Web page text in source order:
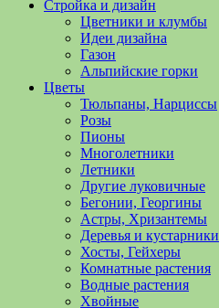
выращивании
Стройка и дизайн
Цветники и клумбы
Идеи дизайна
Газон
Альпийские горки
Цветы
Тюльпаны, Нарциссы
Розы
Пионы
Многолетники
Летники
Другие луковичные
Бегонии, Георгины
Астры, Хризантемы
Деревья и кустарники
Хосты, Гейхеры
Комнатные растения
Водные растения
Хвойные